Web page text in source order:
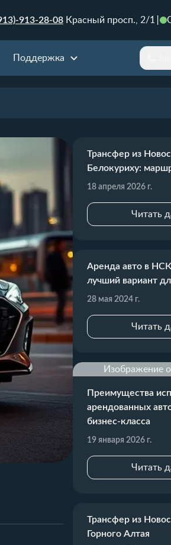
913-28-08 Красный просп., 2/1
Поддержка
Трансфер из
Белокуриху:
18 апреля 2026 г.
Читать
Аренда авто в
лучший вариант
28 мая 2024 г.
Читать
Изображение
Преимущества
арендованных
бизнес-класса
19 января 2026 г.
Читать
Трансфер из
Горного Алтая